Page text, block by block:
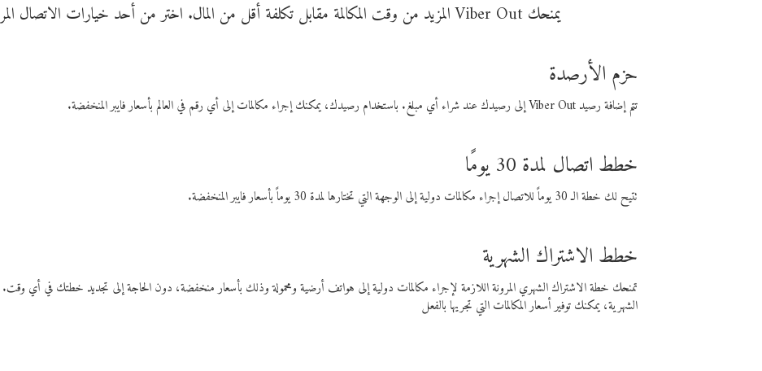
يمنحك Viber Out المزيد من وقت المكالمة مقابل تكلفة أقل من المال. اختر من أحد خيارات الاتصال المرنة ذات السعر المنخفض:
حزم الأرصدة
تتم إضافة رصيد Viber Out إلى رصيدك عند شراء أي مبلغ. باستخدام رصيدك، يمكنك إجراء مكالمات إلى أي رقم في العالم بأسعار فايبر المنخفضة.
خطط اتصال لمدة 30 يومًا
تتيح لك خطة الـ 30 يوماً للاتصال إجراء مكالمات دولية إلى الوجهة التي تختارها لمدة 30 يوماً بأسعار فايبر المنخفضة.
خطط الاشتراك الشهرية
تمنحك خطة الاشتراك الشهري المرونة اللازمة لإجراء مكالمات دولية إلى هواتف أرضية ومحمولة وذلك بأسعار منخفضة، دون الحاجة إلى تجديد خطتك في أي
الشهرية، يمكنك توفير أسعار المكالمات التي تجريها بالفعل